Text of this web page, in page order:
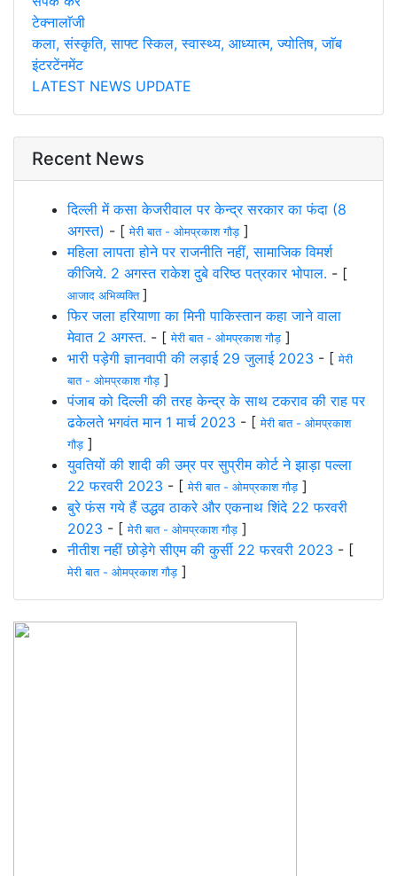
टेक्नालाॅजी
कला, संस्कृति, साफ्ट स्किल, स्वास्थ्य, आध्यात्म, ज्योतिष, जाॅब
इंटरटेंनमेंट
LATEST NEWS UPDATE
Recent News
दिल्ली में कसा केजरीवाल पर केन्द्र सरकार का फंदा (8
अगस्त) - [मेरी बात - ओमप्रकाश गौड़ ]
महिला लापता होने पर राजनीति नहीं, सामाजिक विमर्श
कीजिये. 2 अगस्त राकेश दुबे वरिष्ठ पत्रकार भोपाल. - [
आजाद अभिव्यक्ति ]
फिर जला हरियाणा का मिनी पाकिस्तान कहा जाने वाला
मेवात 2 अगस्त. - [मेरी बात - ओमप्रकाश गौड़ ]
भारी पड़ेगी ज्ञानवापी की लड़ाई 29 जुलाई 2023 - [मेरी
बात - ओमप्रकाश गौड़ ]
पंजाब को दिल्ली की तरह केन्द्र के साथ टकराव की राह पर
ढकेलते भगवंत मान 1 मार्च 2023 - [मेरी बात - ओमप्रकाश
गौड़ ]
युवतियों की शादी की उम्र पर सुप्रीम कोर्ट ने झाड़ा पल्ला
22 फरवरी 2023 - [मेरी बात - ओमप्रकाश गौड़ ]
बुरे फंस गये हैं उद्धव ठाकरे और एकनाथ शिंदे 22 फरवरी
2023 - [मेरी बात - ओमप्रकाश गौड़ ]
नीतीश नहीं छोड़ेगे सीएम की कुर्सी 22 फरवरी 2023 - [
मेरी बात - ओमप्रकाश गौड़ ]